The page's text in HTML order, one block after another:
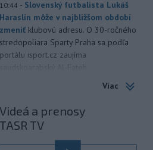
10:44 - Slovenský futbalista Lukáš
Haraslín môže v najbližšom období
zmeniť klubovú adresu. O 30-ročného
stredopoliara Sparty Praha sa podľa
portálu isport.cz zaujíma
Vo veku 94 rokov zomrela 29.
členka Slovenského komorného
divadla (SKD) v Martine Helena
Viac
Videá a prenosy
TASR TV